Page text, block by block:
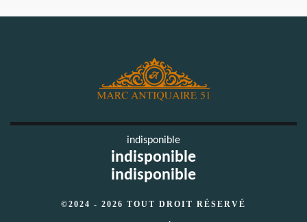
indisponible
indisponible
indisponible
©2024 - 2026 TOUT DROIT RÉSERVÉ